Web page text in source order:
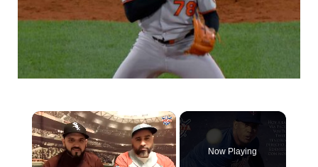
Now Playing